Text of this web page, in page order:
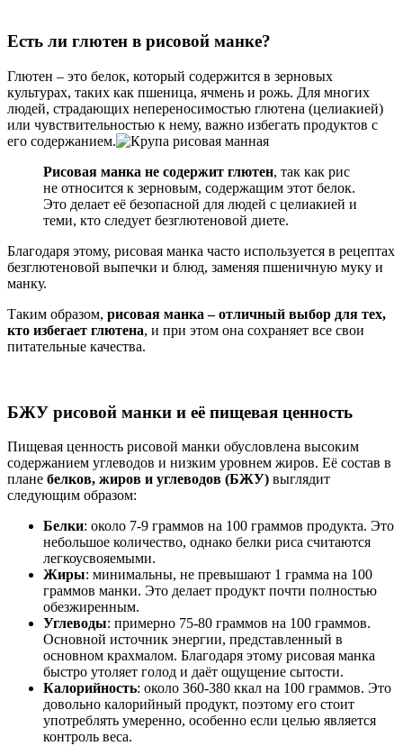
Есть ли глютен в рисовой манке?
Глютен – это белок, который содержится в зерновых
культурах, таких как пшеница, ячмень и рожь. Для многих
людей, страдающих непереносимостью глютена (целиакией)
или чувствительностью к нему, важно избегать продуктов с
его содержанием.
Рисовая манка не содержит глютен, так как рис
не относится к зерновым, содержащим этот белок.
Это делает её безопасной для людей с целиакией и
теми, кто следует безглютеновой диете.
Благодаря этому, рисовая манка часто используется в рецептах
безглютеновой выпечки и блюд, заменяя пшеничную муку и
манку.
Таким образом, рисовая манка – отличный выбор для тех,
кто избегает глютена, и при этом она сохраняет все свои
питательные качества.
БЖУ рисовой манки и её пищевая ценность
Пищевая ценность рисовой манки обусловлена высоким
содержанием углеводов и низким уровнем жиров. Её состав в
плане белков, жиров и углеводов (БЖУ) выглядит
следующим образом:
Белки: около 7-9 граммов на 100 граммов продукта. Это
небольшое количество, однако белки риса считаются
легкоусвояемыми.
Жиры: минимальны, не превышают 1 грамма на 100
граммов манки. Это делает продукт почти полностью
обезжиренным.
Углеводы: примерно 75-80 граммов на 100 граммов.
Основной источник энергии, представленный в
основном крахмалом. Благодаря этому рисовая манка
быстро утоляет голод и даёт ощущение сытости.
Калорийность: около 360-380 ккал на 100 граммов. Это
довольно калорийный продукт, поэтому его стоит
употреблять умеренно, особенно если целью является
контроль веса.